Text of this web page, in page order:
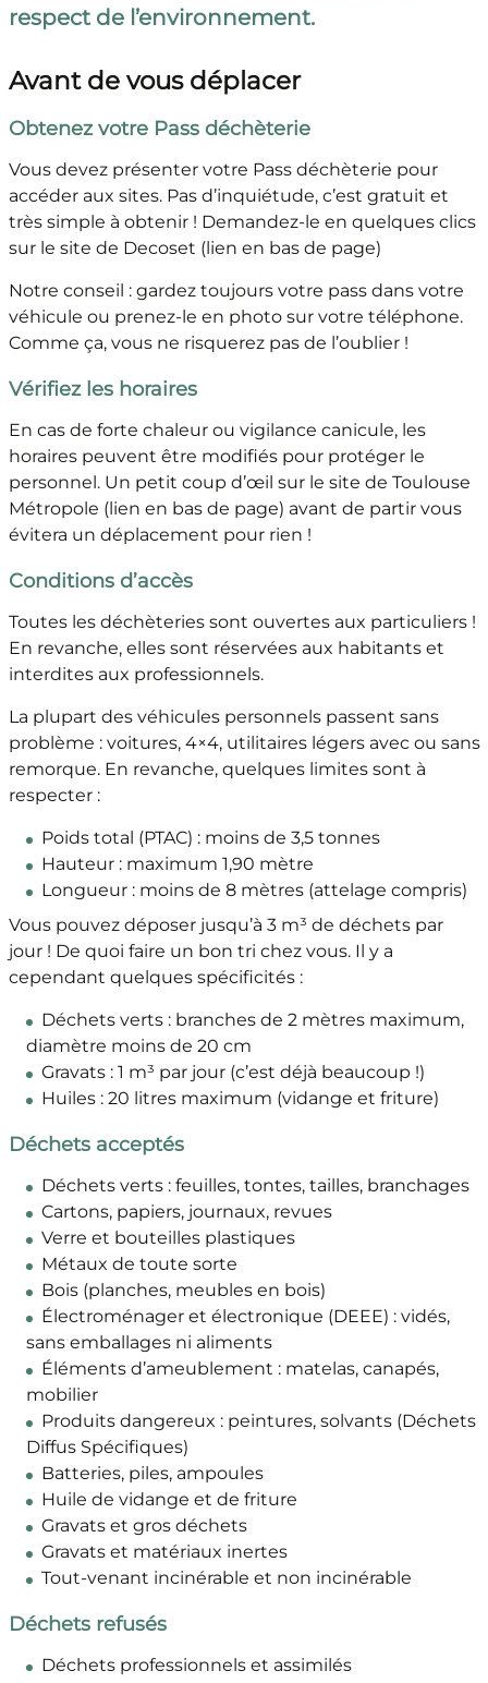
respect de l’environnement.
Avant de vous déplacer
Obtenez votre Pass déchèterie
Vous devez présenter votre Pass déchèterie pour
accéder aux sites. Pas d’inquiétude, c’est gratuit et
très simple à obtenir ! Demandez-le en quelques clics
sur le site de Decoset (lien en bas de page)
Notre conseil : gardez toujours votre pass dans votre
véhicule ou prenez-le en photo sur votre téléphone.
Comme ça, vous ne risquerez pas de l’oublier !
Vérifiez les horaires
En cas de forte chaleur ou vigilance canicule, les
horaires peuvent être modifiés pour protéger le
personnel. Un petit coup d’œil sur le site de Toulouse
Métropole (lien en bas de page) avant de partir vous
évitera un déplacement pour rien !
Conditions d’accès
Toutes les déchèteries sont ouvertes aux particuliers !
En revanche, elles sont réservées aux habitants et
interdites aux professionnels.
La plupart des véhicules personnels passent sans
problème : voitures, 4×4, utilitaires légers avec ou sans
remorque. En revanche, quelques limites sont à
respecter :
Poids total (PTAC) : moins de 3,5 tonnes
Hauteur : maximum 1,90 mètre
Longueur : moins de 8 mètres (attelage compris)
Vous pouvez déposer jusqu’à 3 m³ de déchets par
jour ! De quoi faire un bon tri chez vous. Il y a
cependant quelques spécificités :
Déchets verts : branches de 2 mètres maximum,
diamètre moins de 20 cm
Gravats : 1 m³ par jour (c’est déjà beaucoup !)
Huiles : 20 litres maximum (vidange et friture)
Déchets acceptés
Déchets verts : feuilles, tontes, tailles, branchages
Cartons, papiers, journaux, revues
Verre et bouteilles plastiques
Métaux de toute sorte
Bois (planches, meubles en bois)
Électroménager et électronique (DEEE) : vidés,
sans emballages ni aliments
Éléments d’ameublement : matelas, canapés,
mobilier
Produits dangereux : peintures, solvants (Déchets
Diffus Spécifiques)
Batteries, piles, ampoules
Huile de vidange et de friture
Gravats et gros déchets
Gravats et matériaux inertes
Tout-venant incinérable et non incinérable
Déchets refusés
Déchets professionnels et assimilés